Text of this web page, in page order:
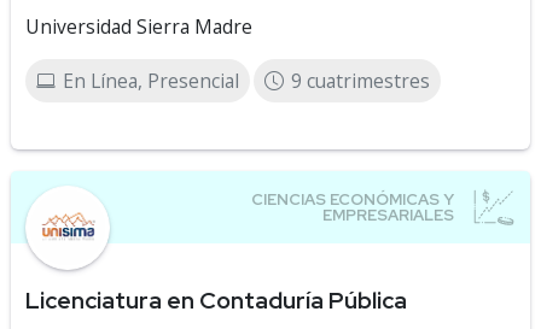
Universidad Sierra Madre
En Línea, Presencial 9 cuatrimestres
Licenciatura en Contaduría Pública